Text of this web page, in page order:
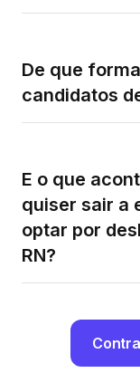
De que
candidatos
E o que
quiser sair a
optar por
RN?